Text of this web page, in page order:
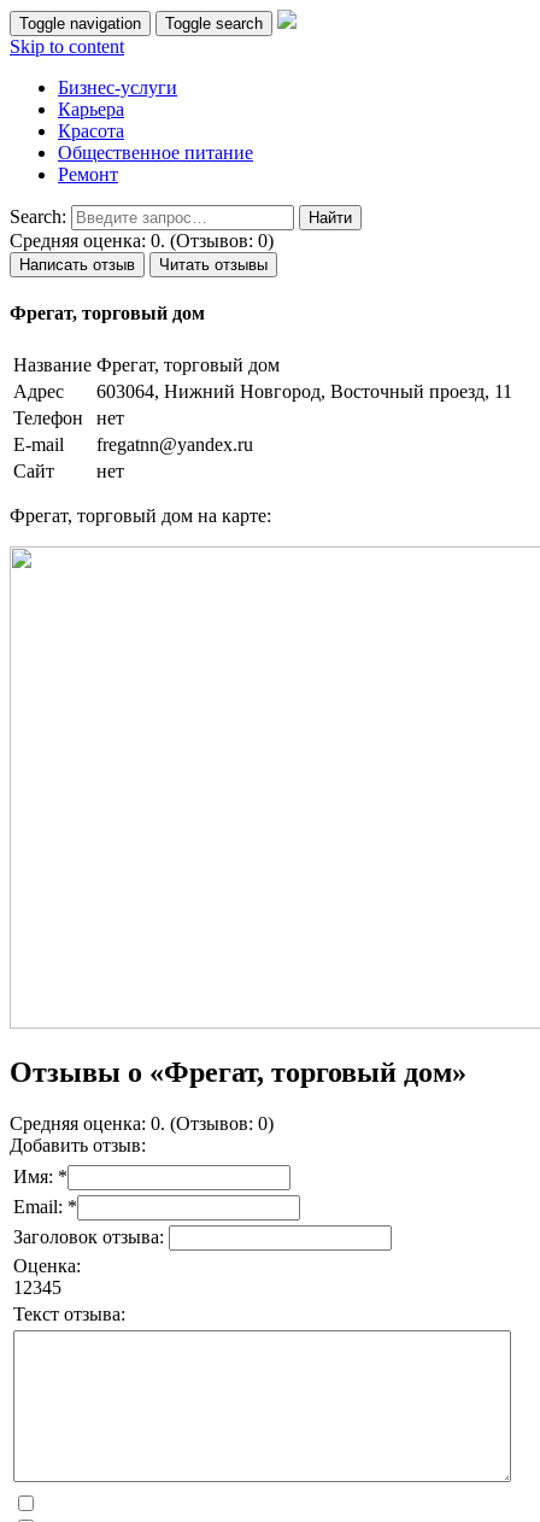
Toggle navigation Toggle search
Skip to content
Бизнес-услуги
Карьера
Красота
Общественное питание
Ремонт
Search:
Средняя оценка: 0. (Отзывов: 0)
Написать отзыв Читать отзывы
Фрегат, торговый дом
Название Фрегат, торговый дом
Адрес
603064, Нижний Новгород, Восточный проезд, 11
Телефон
нет
E-mail
fregatnn@yandex.ru
Сайт
нет
Фрегат, торговый дом на карте:
Отзывы о «Фрегат, торговый дом»
Средняя оценка: 0. (Отзывов: 0)
Добавить отзыв:
Имя: *
Email: *
Заголовок отзыва:
Оценка:
1 2345
Текст отзыва: